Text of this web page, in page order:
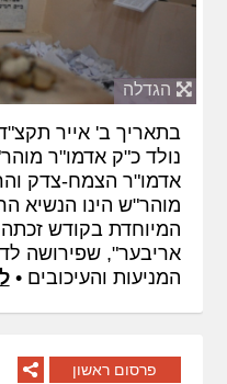
הגדלה
בתאריך ב' אייר
נולד כ"ק אדמו"ר
אדמו"ר הצמח-צדק
מוהר"ש הינו הנשיא
המיוחדת בקודש
אריבער", שפירושה
המניעות והעיכובים •
פרסום ראשון